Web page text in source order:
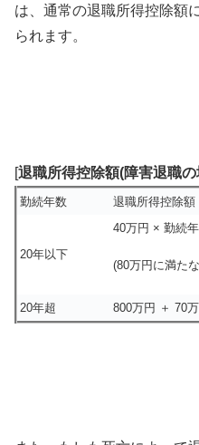
は、通常の退職所得控除額
られます。
[退職所得控除額(障害退職
勤続年数 退職所得控除額
20年以下
40万円 × 勤続
(80万円に満た
20年超 800万円 ＋ 70